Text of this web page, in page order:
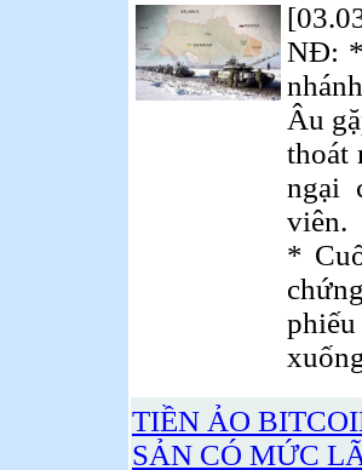
NĐ: *
Âu
thoát
ngại
viên.
*
TIỀN ẢO
SẢN CÓ MỨC